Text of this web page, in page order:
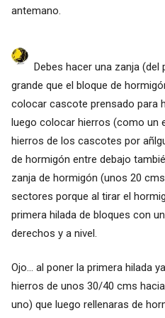
antemano.
Debes hacer una zanja
grande que el bloque de
colocar cascote prensado para
luego colocar hierros (como un
hierros de los cascotes por
de hormigón entre debajo
zanja de hormigón (unos 20
sectores porque al tirar el
primera hilada de bloques con
derechos y a nivel.
Ojo... al poner la primera hilada
hierros de unos 30/40 cms
uno) que luego rellenaras de